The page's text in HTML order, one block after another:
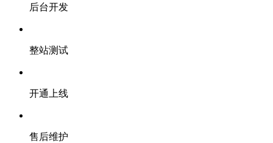
后台开发
整站测试
开通上线
售后维护